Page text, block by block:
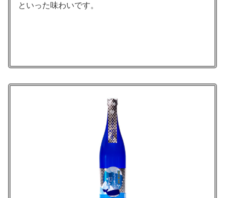
といった味わいです。